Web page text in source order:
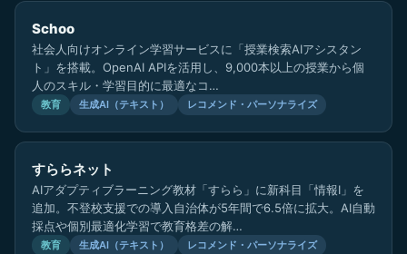
Schoo
社会人向けオンライン学習サービスに「授業検索AIアシスタン
ト」を搭載。OpenAI APIを活用し、9,000本以上の授業から個
人のスキル・学習目的に最適なコ…
教育 生成AI（テキスト） レコメンド・パーソナライズ
すららネット
AIアダプティブラーニング教材「すらら」に新科目「情報Ⅰ」を
追加。不登校支援での導入自治体が5年間で6.5倍に拡大。AI自動
採点や個別最適化学習で教育格差の解…
教育 生成AI（テキスト） レコメンド・パーソナライズ